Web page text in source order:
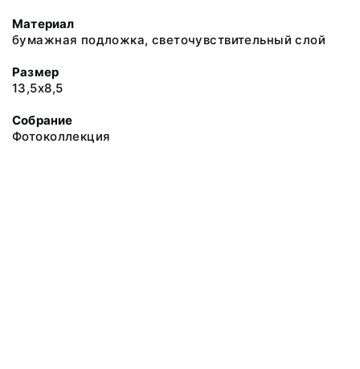
Материал
бумажная подложка, светочувствительный слой
Размер
13,5х8,5
Собрание
Фотоколлекция